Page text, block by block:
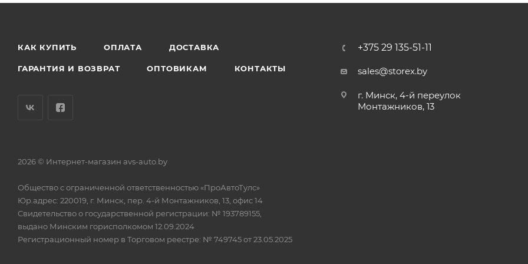
КАК КУПИТЬ ОПЛАТА ДОСТАВКА
ГАРАНТИЯ И ВОЗВРАТ ОПТОВИКАМ КОНТАКТЫ
+375 29 135-51-11
sales@storex.by
г. Минск, 4-й переулок
Монтажников, 13
2026 © Интернет-магазин avs-auto.by
Общество с ограниченной ответственностью «ПроАвтоТулс»
Юр.адрес: 220019, г. Минск, пер. 4-й Монтажников, 13, офис 14
Свидетельство о государственной регистрации: № 193789155,
выдано Минским горисполкомом 12.09.2024
Регистрационный номер в Торговом реестре: № 749745 от 23.05.2025